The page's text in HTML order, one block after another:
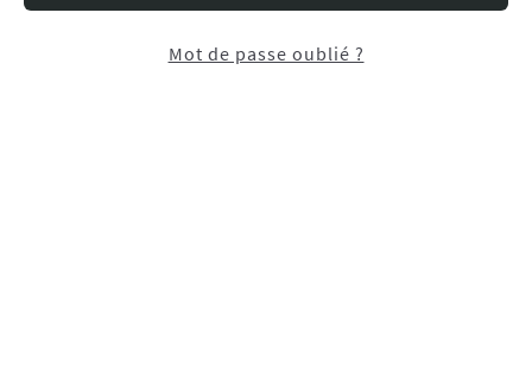
Mot de passe oublié ?